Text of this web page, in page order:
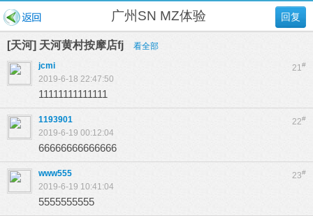
回复
广州SN MZ体验
[天河] 天河黄村按摩店fj 看全部
21#
jcmi
2019-6-18 22:47:50
11111111111111
22#
1193901
2019-6-19 00:12:04
66666666666666
23#
www555
2019-6-19 10:41:04
5555555555